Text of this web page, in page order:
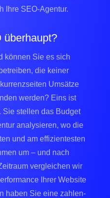
Ihre SEO-Agentur.
überhaupt?
können Sie es sich
die keiner
Umsätze
werden? Eins ist
Sie stellen das Budget
analysieren, wo die
und am effizientesten
um – und nach
vergleichen wir
Ihrer Website
haben Sie eine zahlen-